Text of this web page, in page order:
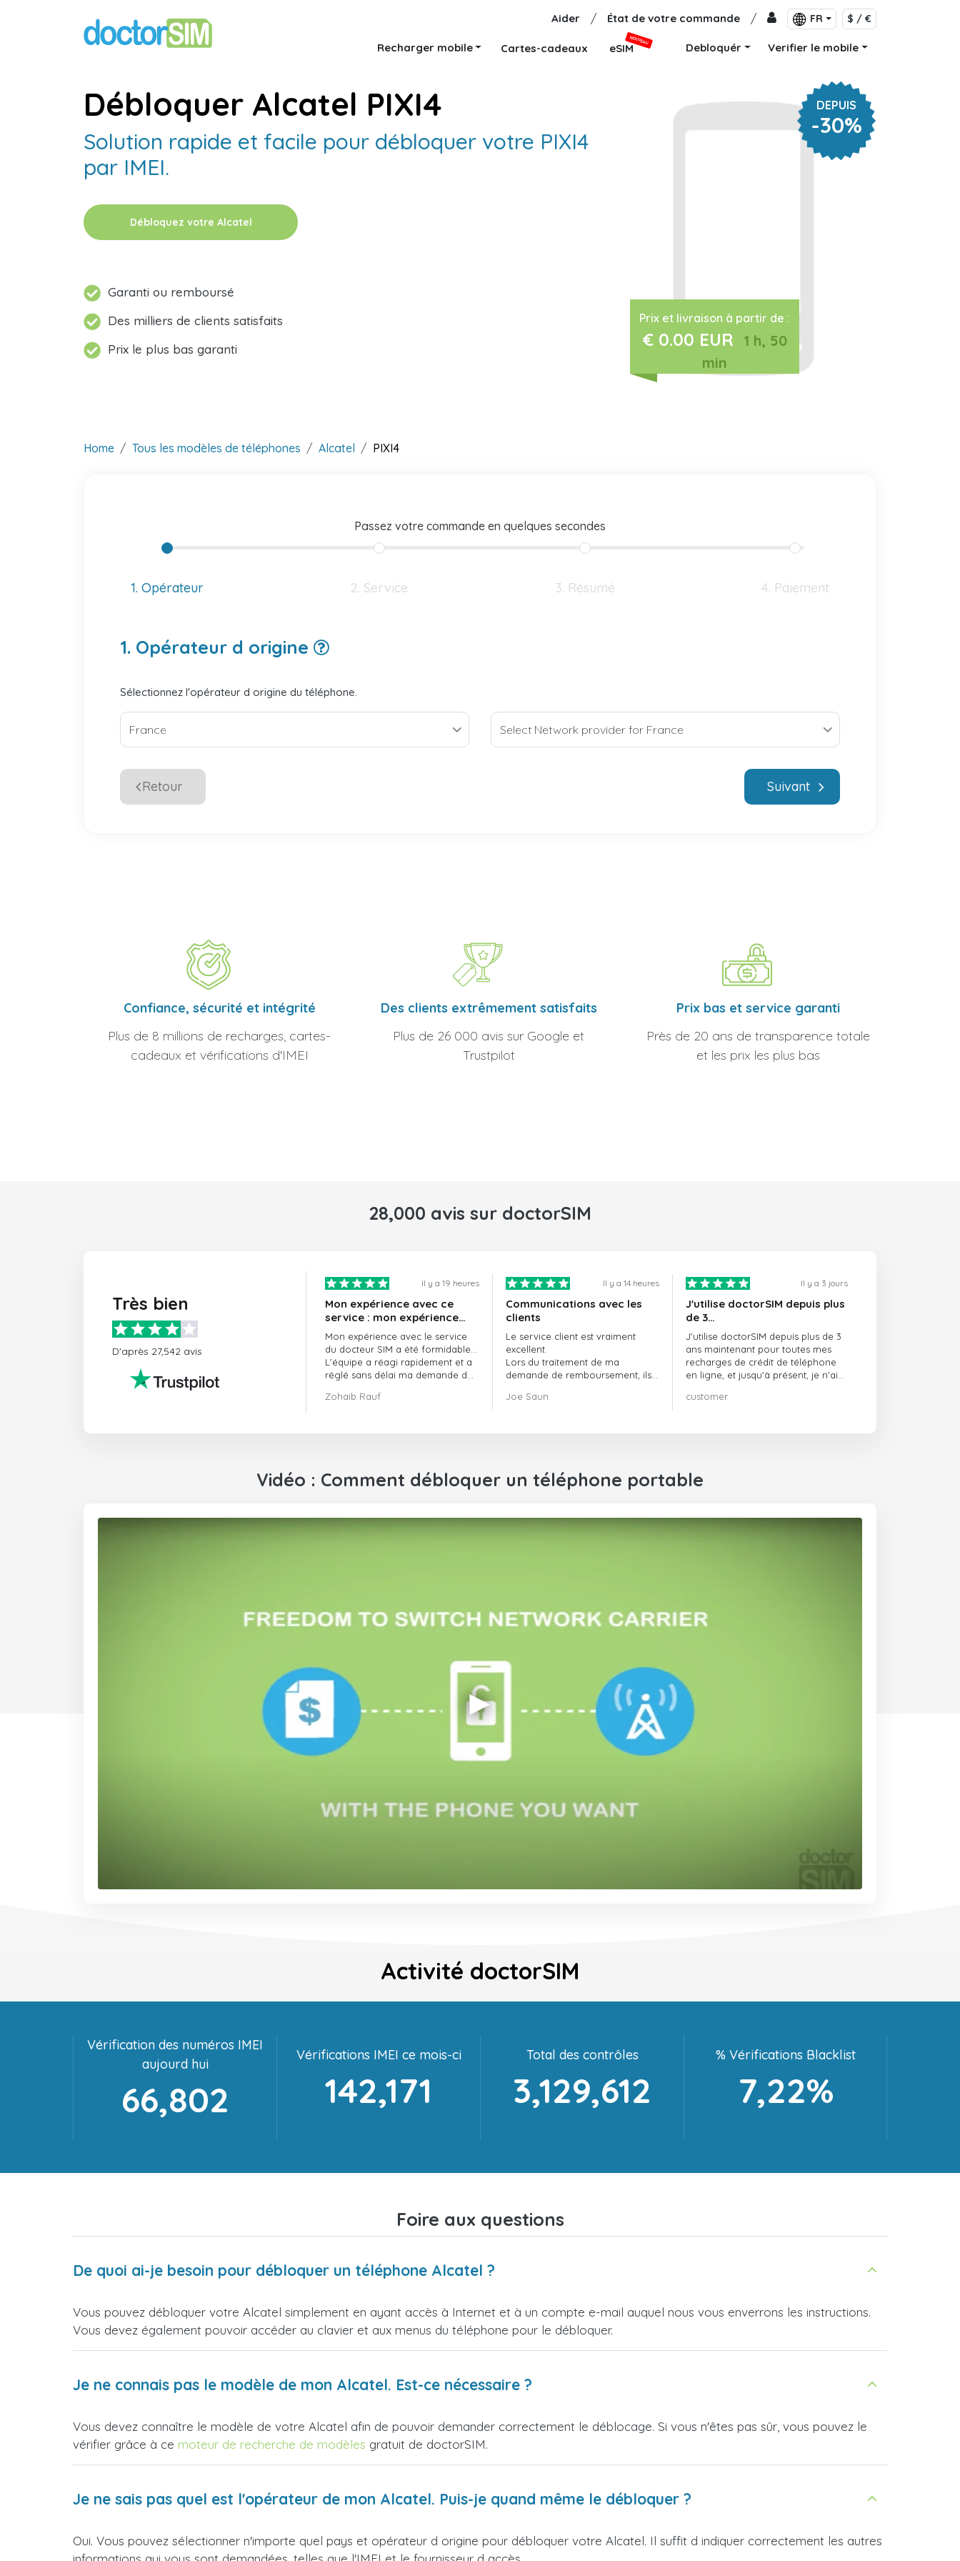
Aider / État de votre commande / FR $ / €
Recharger mobile Cartes-cadeaux eSIM
NOUVEAU
Debloquér Verifier le mobile
DEPUIS
-30%
Prix et livraison à partir de :
€ 0.00 EUR
1 h, 50
min
Débloquer Alcatel PIXI4
Solution rapide et facile pour débloquer votre PIXI4
par IMEI.
Débloquez votre Alcatel
Garanti ou remboursé
Des milliers de clients satisfaits
Prix le plus bas garanti
Home Tous les modèles de téléphones Alcatel PIXI4
Passez votre commande en quelques secondes
1. Opérateur 2. Service 3. Résumé 4. Paiement
1. Opérateur d origine
Sélectionnez l'opérateur d origine du téléphone.
Retour Suivant
Confiance, sécurité et intégrité
Plus de 8 millions de recharges, cartes-
cadeaux et vérifications d'IMEI
Des clients extrêmement satisfaits
Plus de 26 000 avis sur Google et
Trustpilot
Prix bas et service garanti
Près de 20 ans de transparence totale
et les prix les plus bas
28,000 avis sur doctorSIM
Très bien
D'après 27,542 avis
Il y a 19 heures
Mon expérience avec ce
service : mon expérience
avec le service de
doctorSIM a été formidable.
Mon expérience avec le service
du docteur SIM a été formidable…
L'équipe a réagi rapidement et a
réglé sans délai ma demande de
Dans l'ensemble, j'ai vraiment
Zohaib Rauf
Il y a 14 heures
Communications avec les
clients
Le service client est vraiment
excellent.
Lors du traitement de ma
demande de remboursement, ils
professionnalisme et de rapidité,
Joe Saun
Il y a 3 jours
J'utilise doctorSIM depuis plus
de 3…
J'utilise doctorSIM depuis plus de 3
ans maintenant pour toutes mes
recharges de crédit de téléphone
en ligne, et jusqu'à présent, je n'ai
vivement !!!
customer
Vidéo : Comment débloquer un téléphone portable
Activité doctorSIM
Vérification des numéros IMEI
aujourd hui
66,802
Vérifications IMEI ce mois-ci
142,171
Total des contrôles
3,129,612
% Vérifications Blacklist
7,22%
Foire aux questions
De quoi ai-je besoin pour débloquer un téléphone Alcatel ?
Vous pouvez débloquer votre Alcatel simplement en ayant accès à Internet et à un compte e-mail auquel nous vous enverrons les instructions.
Vous devez également pouvoir accéder au clavier et aux menus du téléphone pour le débloquer.
Je ne connais pas le modèle de mon Alcatel. Est-ce nécessaire ?
Vous devez connaître le modèle de votre Alcatel afin de pouvoir demander correctement le déblocage. Si vous n'êtes pas sûr, vous pouvez le
vérifier grâce à ce moteur de recherche de modèles gratuit de doctorSIM.
Je ne sais pas quel est l'opérateur de mon Alcatel. Puis-je quand même le débloquer ?
Oui. Vous pouvez sélectionner n'importe quel pays et opérateur d origine pour débloquer votre Alcatel. Il suffit d indiquer correctement les autres